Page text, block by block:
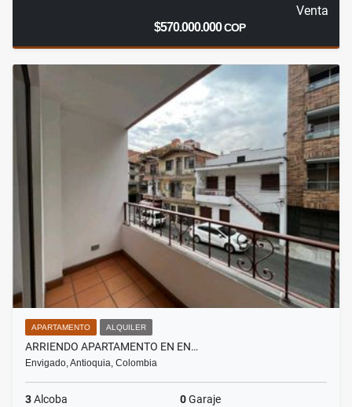
Venta
$570.000.000COP
APARTAMENTO ALQUILER
ARRIENDO APARTAMENTO EN EN…
Envigado, Antioquia, Colombia
3Alcoba 0Garaje